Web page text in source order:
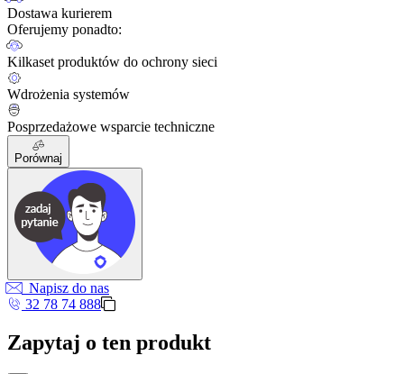
Dostawa kurierem
Oferujemy ponadto:
Kilkaset produktów do ochrony sieci
Wdrożenia systemów
Posprzedażowe wsparcie techniczne
Porównaj
Napisz do nas
32 78 74 888
Zapytaj o ten produkt